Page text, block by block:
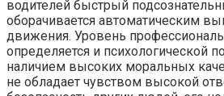
водителей быстрый
оборачивается автоматическим
движения. Уровень
определяется и психологической
наличием высоких моральных
не обладает чувством высокой